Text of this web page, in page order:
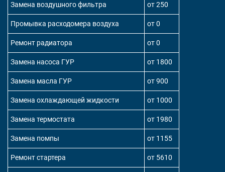
Замена воздушного фильтра от 250
Промывка расходомера воздуха от 0
Ремонт радиатора от 0
Замена насоса ГУР от 1800
Замена масла ГУР от 900
Замена охлаждающей жидкости от 1000
Замена термостата от 1980
Замена помпы от 1155
Ремонт стартера от 5610